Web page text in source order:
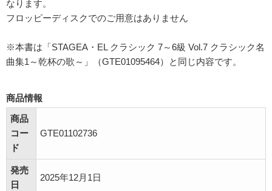
なります。
フロッピーディスクでのご用意はありません
※本書は「STAGEA・EL クラシック 7～6級 Vol.7 クラシック名
曲集1～乾杯の歌～」（GTE01095464）と同じ内容です。
商品情報
商品
コー
ド
GTE01102736
発売
日
2025年12月1日